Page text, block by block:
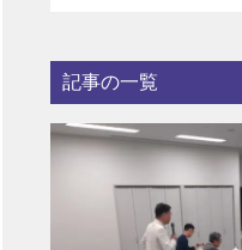
記事の一覧